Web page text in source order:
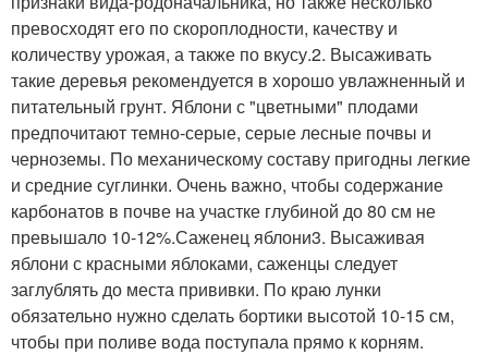
превосходят его по скороплодности, качеству и
количеству урожая, а также по вкусу.2. Высаживать
такие деревья рекомендуется в хорошо увлажненный и
питательный грунт. Яблони с "цветными" плодами
предпочитают темно-серые, серые лесные почвы и
черноземы. По механическому составу пригодны легкие
и средние суглинки. Очень важно, чтобы содержание
карбонатов в почве на участке глубиной до 80 см не
превышало 10-12%.Саженец яблони3. Высаживая
яблони с красными яблоками, саженцы следует
заглублять до места прививки. По краю лунки
обязательно нужно сделать бортики высотой 10-15 см,
чтобы при поливе вода поступала прямо к корням.